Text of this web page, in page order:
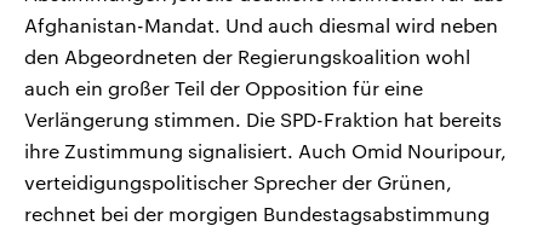
Afghanistan-Mandat. Und auch diesmal wird neben
den Abgeordneten der Regierungskoalition wohl
auch ein großer Teil der Opposition für eine
Verlängerung stimmen. Die SPD-Fraktion hat bereits
ihre Zustimmung signalisiert. Auch Omid Nouripour,
verteidigungspolitischer Sprecher der Grünen,
rechnet bei der morgigen Bundestagsabstimmung